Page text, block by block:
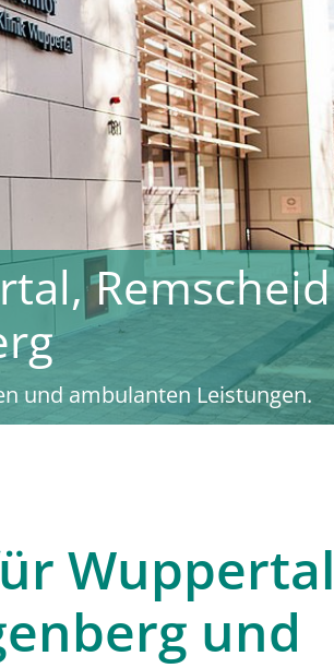
Patienten in der Klinik oder
und